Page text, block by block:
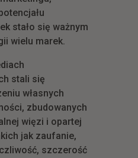
stało się ważnym
wielu marek.
stali się
własnych
zbudowanych
więzi i opartej
jak zaufanie,
szczerość